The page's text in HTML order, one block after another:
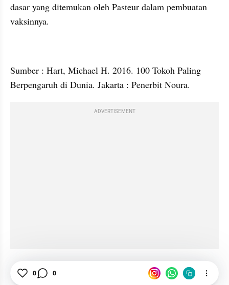
dasar yang ditemukan oleh Pasteur dalam pembuatan
vaksinnya.
Sumber : Hart, Michael H. 2016. 100 Tokoh Paling
Berpengaruh di Dunia. Jakarta : Penerbit Noura.
ADVERTISEMENT
Sejarah
0 0